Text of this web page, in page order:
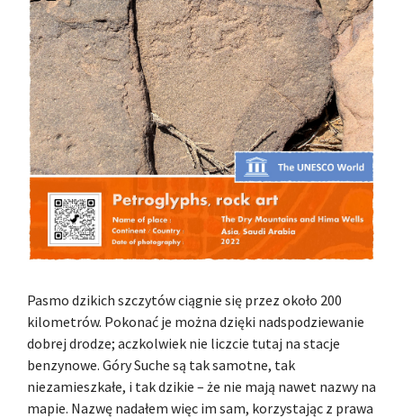
Pasmo dzikich szczytów ciągnie się przez około 200
kilometrów. Pokonać je można dzięki nadspodziewanie
dobrej drodze; aczkolwiek nie liczcie tutaj na stacje
benzynowe. Góry Suche są tak samotne, tak
niezamieszkałe, i tak dzikie – że nie mają nawet nazwy na
mapie. Nazwę nadałem więc im sam, korzystając z prawa